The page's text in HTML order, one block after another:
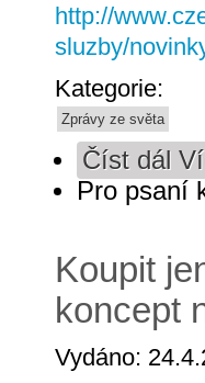
http://
sluzby/
Kategorie:
Zprávy ze světa
Číst dál
Pro psaní
Koupit
koncept
Vydáno: